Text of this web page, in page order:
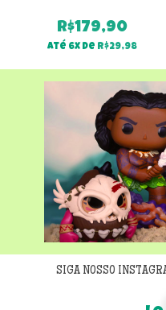
R$179,90
Até 6x de R$29,98
SIGA NOSSO